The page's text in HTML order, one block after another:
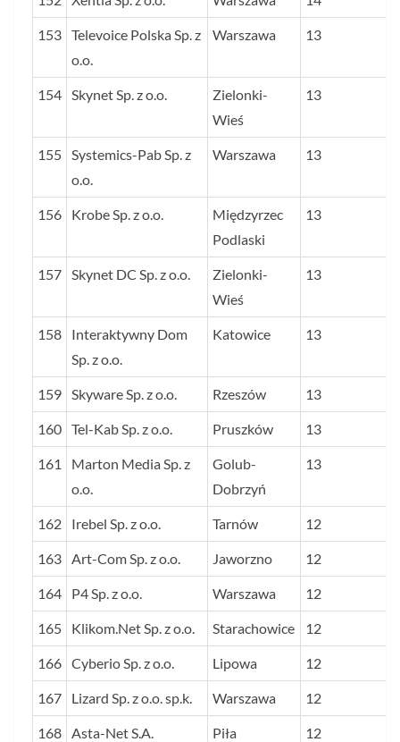
153 Televoice Polska Sp. z
o.o.
Warszawa 13
154 Skynet Sp. z o.o.
Zielonki-
Wieś
13
155
Systemics-Pab Sp. z
o.o.
Warszawa 13
156 Krobe Sp. z o.o.
Międzyrzec
Podlaski
13
157 Skynet DC Sp. z o.o.
Zielonki-
Wieś
13
158
Interaktywny Dom
Sp. z o.o.
Katowice 13
159 Skyware Sp. z o.o. Rzeszów 13
160 Tel-Kab Sp. z o.o. Pruszków 13
161
Marton Media Sp. z
o.o.
Golub-
Dobrzyń
13
162 Irebel Sp. z o.o. Tarnów 12
163 Art-Com Sp. z o.o. Jaworzno 12
164 P4 Sp. z o.o. Warszawa 12
165 Klikom.Net Sp. z o.o. Starachowice 12
166 Cyberio Sp. z o.o. Lipowa 12
167 Lizard Sp. z o.o. sp.k. Warszawa 12
168 Asta-Net S.A. Piła 12